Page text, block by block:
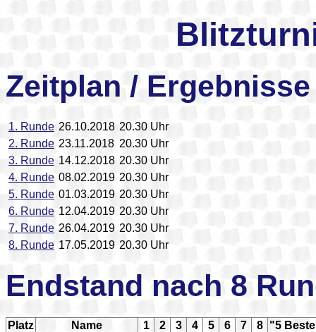
Zeitplan / Ergebnisse
1. Runde 26.10.2018 20.30 Uhr
2. Runde 23.11.2018 20.30 Uhr
3. Runde 14.12.2018 20.30 Uhr
4. Runde 08.02.2019 20.30 Uhr
5. Runde 01.03.2019 20.30 Uhr
6. Runde 12.04.2019 20.30 Uhr
7. Runde 26.04.2019 20.30 Uhr
8. Runde 17.05.2019 20.30 Uhr
Endstand nach 8
Platz Name 1 2 3 4 5 6 7 8
"5